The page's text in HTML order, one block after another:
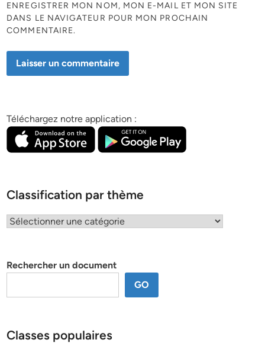
ENREGISTRER MON NOM, MON E-MAIL ET MON SITE
DANS LE NAVIGATEUR POUR MON PROCHAIN
COMMENTAIRE.
Téléchargez notre application :
Classification par thème
Classification
Rechercher un document
GO
Classes populaires